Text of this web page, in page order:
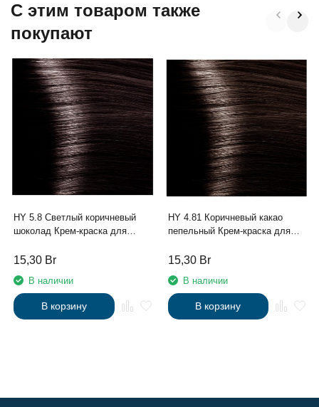
C этим товаром также
покупают
HY 5.8 Светлый коричневый
шоколад Крем-краска для
кислотой серии “Hyaluronic
15,30 Br
В наличии
В корзину
HY 4.81 Коричневый какао
пепельный Крем-краска для
кислотой серии “Hyaluronic
15,30 Br
В наличии
В корзину